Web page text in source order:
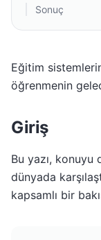
Sonuç
Eğitim
öğrenmenin
Giriş
Bu yazı, konuyu
dünyada
kapsamlı bir